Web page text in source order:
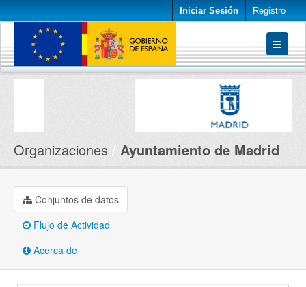
Iniciar Sesión Registro
Conjuntos de datos
Organizaciones Ayuntamiento de Madrid
Conjuntos de datos
Flujo de Actividad
Acerca de